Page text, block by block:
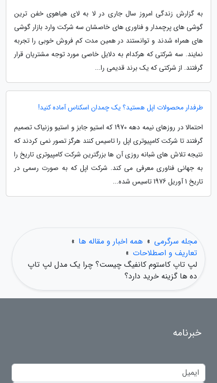
به گزارش زندگی امروز سال جاری در لا به لای هیاهوی خفن ترین
گوشی های پرچمدار و فناوری های خاصشان سه شرکت وارد بازار گوشی
های همراه شدند و توانستند در همین مدت کم فروش خوبی را تجربه
نمایند. سه شرکتی که هرکدام به دلایل خاصی مورد توجه مشتریان قرار
گرفتند. از شرکتی که یک برند قدیمی را...
طرفدار محصولات اپل هستید؟ یک چمدان اسکناس آماده کنید!
احتمالا در روزهای نیمه دهه 1970 که استیو جابز و استیو وزنیاک تصمیم
گرفتند تا شرکت کامپیوتری اپل را تاسیس کنند هرگز تصور نمی کردند که
نتیجه تلاش های شبانه روزی آن ها بزرگترین شرکت کامپیوتری تاریخ را
به جهانی فناوری معرفی می کند. شرکت اپل که به صورت رسمی در
تاریخ 1 آوریل 1976 تاسیس شده...
مجله سرگرمی » همه اخبار و مقاله ها »
تعاریف و اصطلاحات »
لپ تاپ کاستوم کانفیگ چیست؟ چرا یک مدل لپ تاپ
ده ها گزینه خرید دارد؟
خبرنامه